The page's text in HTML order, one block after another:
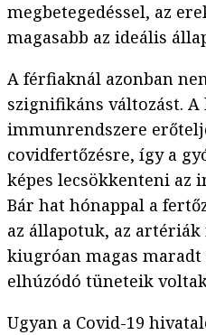
megbetegedéssel, az
magasabb az ideális
A férfiaknál azonban
szignifikáns változást.
immunrendszere
covidfertőzésre, így a
képes lecsökkenteni az
Bár hat hónappal a
az állapotuk, az
kiugróan magas
elhúzódó tüneteik
Ugyan a Covid-19